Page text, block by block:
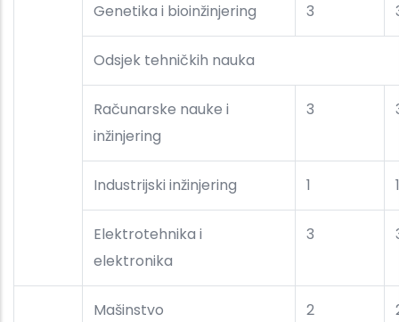
Genetika i bioinžinjering 3
Odsjek tehničkih nauka
Računarske nauke i
inžinjering
3
Industrijski inžinjering 1 1
Elektrotehnika i
elektronika
3
Mašinstvo 2